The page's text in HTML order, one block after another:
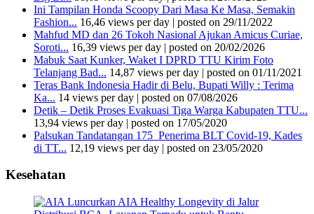
Ini Tampilan Honda Scoopy Dari Masa Ke Masa, Semakin
Fashion... 16,46 views per day | posted on 29/11/2022
Mahfud MD dan 26 Tokoh Nasional Ajukan Amicus Curiae,
Soroti... 16,39 views per day | posted on 20/02/2026
Mabuk Saat Kunker, Waket I DPRD TTU Kirim Foto
Telanjang Bad... 14,87 views per day | posted on 01/11/2021
Teras Bank Indonesia Hadir di Belu, Bupati Willy : Terima
Ka... 14 views per day | posted on 07/08/2026
Detik – Detik Proses Evakuasi Tiga Warga Kabupaten TTU...
13,94 views per day | posted on 17/05/2020
Palsukan Tandatangan 175 Penerima BLT Covid-19, Kades
di TT... 12,19 views per day | posted on 23/05/2020
Kesehatan